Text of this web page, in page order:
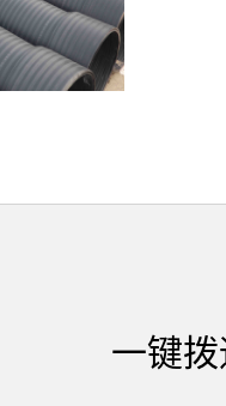
一键